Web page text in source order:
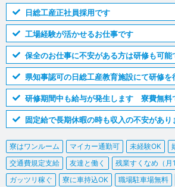
日総工産正社員採用です
工場経験が活かせるお仕事です
保全のお仕事に不安がある方は研修も可能
県知事認可の日総工産教育施設にて研修を
研修期間中も給与が発生します 寮費無料
固定給で長期休暇の時も収入の不安があり
寮はワンルーム マイカー通勤可 未経験OK
交通費規定支給
友達と働く
残業すくなめ（月
ガッツリ稼ぐ
寮に車持込OK 職場駐車場無料